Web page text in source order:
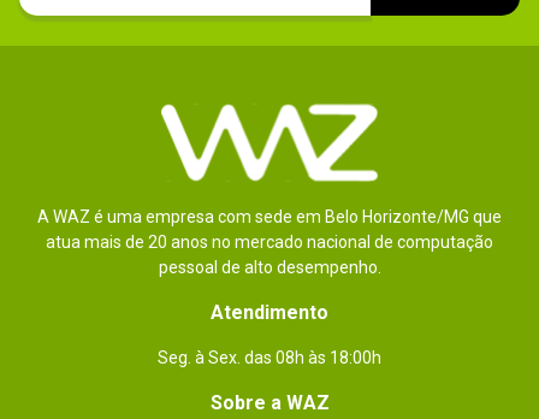
A WAZ é uma empresa com sede em Belo Horizonte/MG que
atua mais de 20 anos no mercado nacional de computação
pessoal de alto desempenho.
Atendimento
Seg. à Sex. das 08h às 18:00h
Sobre a WAZ